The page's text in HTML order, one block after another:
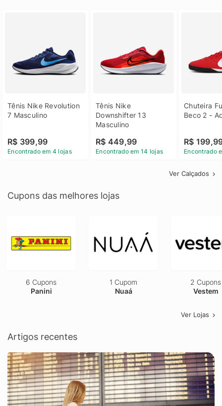
Tênis Nike Revolution
7 Masculino
R$ 399,99
Encontrado em 4 lojas
Tênis Nike
Downshifter 13
Masculino
R$ 449,99
Encontrado em 14 lojas
Chuteira
Beco 2 -
R$
Encontrado
Ver Calçados
Cupons das melhores lojas
6 Cupons
Panini
1 Cupom
Nuaá
2 Cupons
Vestem
Ver Lojas
Artigos recentes